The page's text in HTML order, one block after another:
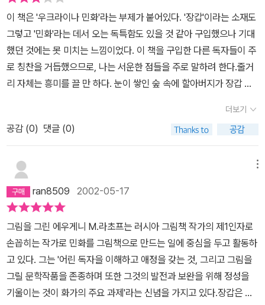
간다고 합니다.
이 책은 '우크라이나 민화'라는 부제가 붙어있다. '장갑'이라는 소재도
그렇고 '민화'라는 데서 오는 독특함도 있을 것 같아 구입했으나 기대
했던 것에는 못 미치는 느낌이었다. 이 책을 구입한 다른 독자들이 주
로 칭찬을 거듭했으므로, 나는 서운한 점들을 주로 말하려 한다.줄거
리 자체는 흥미를 끌 만 하다. 눈이 쌓인 숲 속에 할아버지가 장갑 한
는다. 장갑 안으로 들어오는 동물들의 몸집이 점점 커지면서 처음에
그냥 보통 장갑이었던 그 장갑은 사다리도 생기도 창문도 생기며 굴
뚝도, 현관도 생긴다. 그리고 비좁아지다 못해 나중에는 옆구리의 실
밥이 터지기까지 한다. 나름대로 상황 설정의 재미도 있고, 장갑의 변
화를 관찰하는 재미도 있고, 등장하는 동물들을 덩치나 특성 등으로
비교하는 재미도 있는데 내겐 이 동화책이 마음에 딱 감기지 않았다.
글쎄, 돌고도는 영화를 다시 보는 듯한 느낌이랄까. 동물들이 순차적
으로 등장하여 이야기를 풀어나가는 과정이 너무도 익숙하게 느껴져
다 읽어보기도 전에 '아, 그거구나' 싶은 느낌이 드는 것이다. (동화의
'원형'과도 같아서였을까. 나는 이 책을 보고서야 우리집에 이렇게 동
물들이 차례로 등장하는 그림책이 참 많다는 것을 깨달았다) 또한 이
야기 자체는 재미있지만 전체적으로 칙칙한 색감에, 페이지마다 장갑
더보기
공감 (0) 댓글 (0)
ran8509 2002-05-17
그림을 그린 에우게니 M.라초프는 러시아 그림책 작가의 제1인자로
손꼽히는 작가로 민화를 그림책으로 만드는 일에 중심을 두고 활동하
고 있다. 그는 '어린 독자을 이해하고 애정을 갖는 것, 그리고 그림을
그릴 문학작품을 존종하며 또한 그것의 발전과 보완을 위해 정성을
기울이는 것이 화가의 주요 과제'라는 신념을 가지고 있다.장갑은 세